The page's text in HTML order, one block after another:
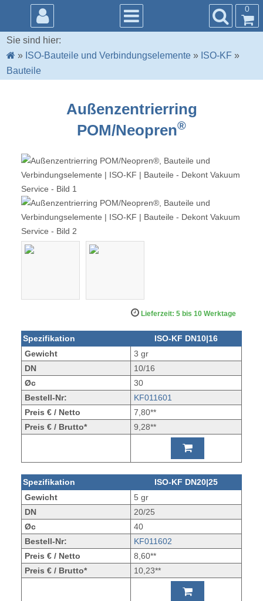
0
Sie sind hier:
» ISO-Bauteile und Verbindungselemente » ISO-KF »
Bauteile
Außenzentrierring
POM/Neopren®
Lieferzeit: 5 bis 10 Werktage
Spezifikation
ISO-KF DN10|16
Gewicht
3 gr
DN
10/16
Øc
30
Bestell-Nr:
KF011601
Preis € / Netto
7,80**
Preis € / Brutto*
9,28**
Spezifikation
ISO-KF DN20|25
Gewicht
5 gr
DN
20/25
Øc
40
Bestell-Nr:
KF011602
Preis € / Netto
8,60**
Preis € / Brutto*
10,23**